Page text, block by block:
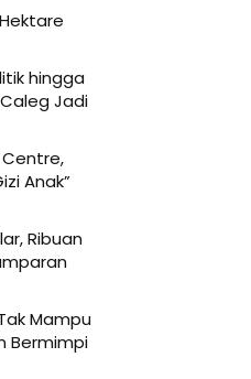
hingga
Jadi
Centre,
Anak”
Ribuan
Mampu
Bermimpi